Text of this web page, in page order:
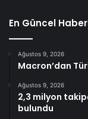
En Güncel
Ağustos 9, 2026
Macron’dan
Ağustos 9, 2026
2,3 milyon
bulundu